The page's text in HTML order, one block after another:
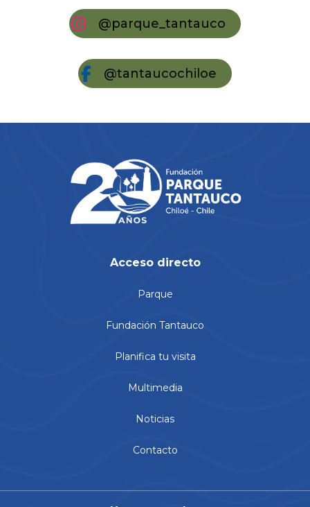
@parque_tantauco
@tantaucochiloe
Acceso directo
Parque
Fundación Tantauco
Planifica tu visita
Multimedia
Noticias
Contacto